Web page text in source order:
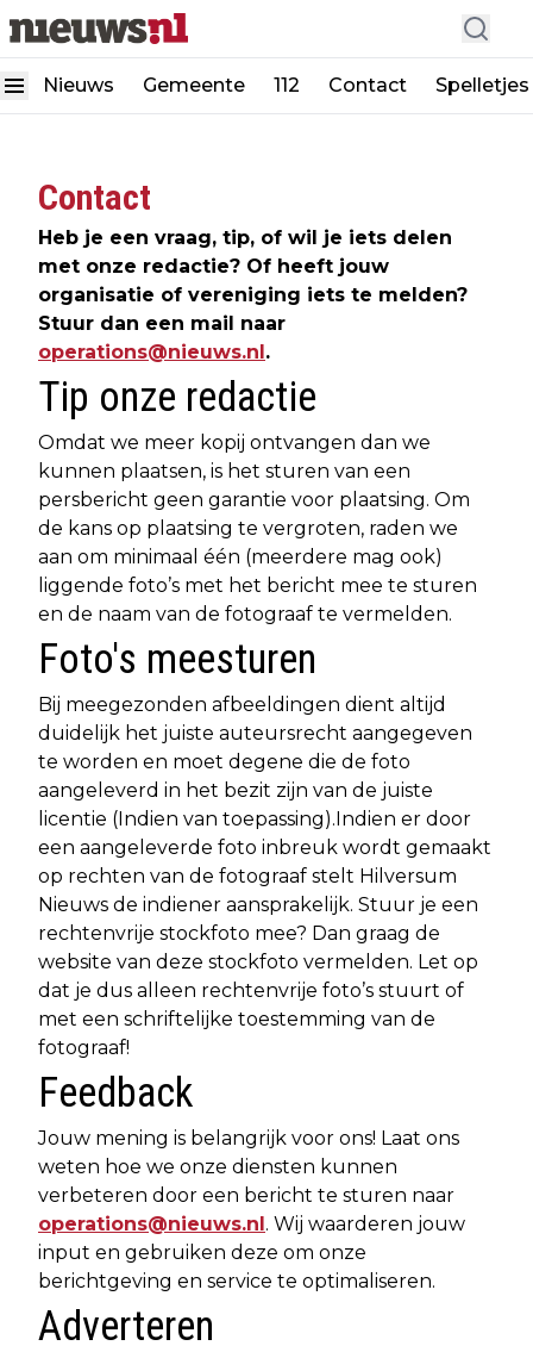
Nieuws Gemeente 112 Contact Spelletjes
Contact
Heb je een vraag, tip, of wil je iets delen
met onze redactie? Of heeft jouw
organisatie of vereniging iets te melden?
Stuur dan een mail naar
operations@nieuws.nl.
Tip onze redactie
Omdat we meer kopij ontvangen dan we
kunnen plaatsen, is het sturen van een
persbericht geen garantie voor plaatsing. Om
de kans op plaatsing te vergroten, raden we
aan om minimaal één (meerdere mag ook)
liggende foto’s met het bericht mee te sturen
en de naam van de fotograaf te vermelden.
Foto's meesturen
Bij meegezonden afbeeldingen dient altijd
duidelijk het juiste auteursrecht aangegeven
te worden en moet degene die de foto
aangeleverd in het bezit zijn van de juiste
licentie (Indien van toepassing).Indien er door
een aangeleverde foto inbreuk wordt gemaakt
op rechten van de fotograaf stelt Hilversum
Nieuws de indiener aansprakelijk. Stuur je een
rechtenvrije stockfoto mee? Dan graag de
website van deze stockfoto vermelden. Let op
dat je dus alleen rechtenvrije foto’s stuurt of
met een schriftelijke toestemming van de
fotograaf!
Feedback
Jouw mening is belangrijk voor ons! Laat ons
weten hoe we onze diensten kunnen
verbeteren door een bericht te sturen naar
operations@nieuws.nl. Wij waarderen jouw
input en gebruiken deze om onze
berichtgeving en service te optimaliseren.
Adverteren